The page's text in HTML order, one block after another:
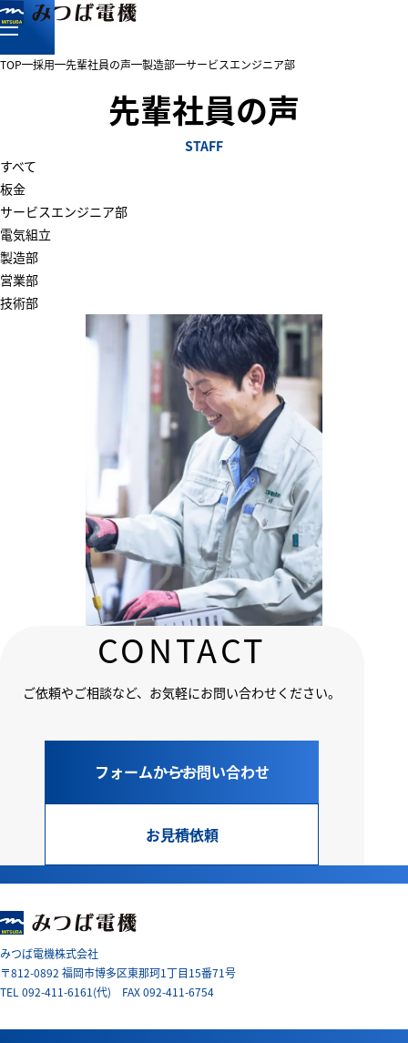
TOP 採用 先輩社員の声 製造部 サービスエンジニア部
先輩社員の声
STAFF
すべて
板金
サービスエンジニア部
電気組立
製造部
営業部
技術部
2025.06.02
自分の仕事が社会の安心・安全につな
がっているという実感が得られるのが
サービスエンジニア部
CONTACT
ご依頼やご相談など、 お気軽にお問い合わせください。
フォームからお問い合わせ
お見積依頼
みつば電機株式会社
〒812-0892 福岡市博多区東那珂1丁目15番71号
TEL 092-411-6161(代) FAX 092-411-6754